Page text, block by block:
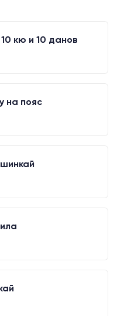
кю и 10 данов
на пояс